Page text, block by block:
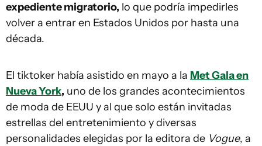
expediente migratorio, lo que podría impedirles
volver a entrar en Estados Unidos por hasta una
década.
El tiktoker había asistido en mayo a la Met Gala en
Nueva York, uno de los grandes acontecimientos
de moda de EEUU y al que solo están invitadas
estrellas del entretenimiento y diversas
personalidades elegidas por la editora de Vogue, a